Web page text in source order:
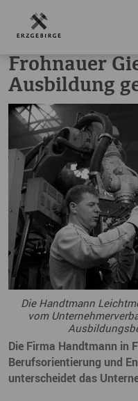
News, Neuigkeiten &
Frohnauer
Ausbildung
Die Handtmann
vom
Die Firma Handtmann in
Berufsorientierung und
unterscheidet das